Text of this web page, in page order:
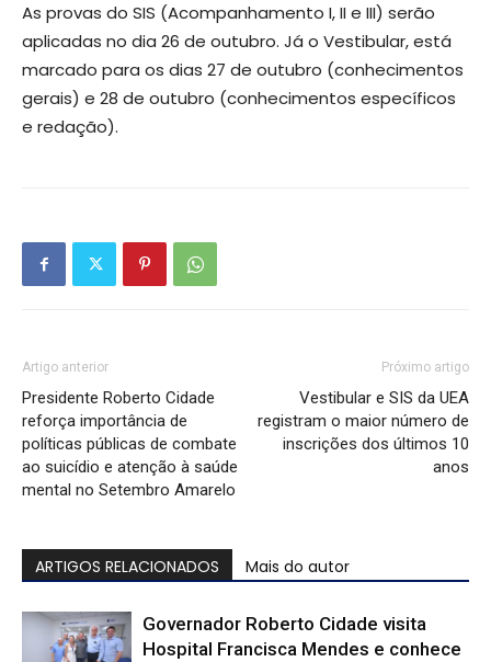
As provas do SIS (Acompanhamento I, II e III) serão
aplicadas no dia 26 de outubro. Já o Vestibular, está
marcado para os dias 27 de outubro (conhecimentos
gerais) e 28 de outubro (conhecimentos específicos
e redação).
Artigo anterior
Presidente Roberto Cidade
reforça importância de
políticas públicas de combate
ao suicídio e atenção à saúde
mental no Setembro Amarelo
Próximo artigo
Vestibular e SIS da UEA
registram o maior número de
inscrições dos últimos 10
anos
ARTIGOS RELACIONADOS Mais do autor
Governador Roberto Cidade visita
Hospital Francisca Mendes e conhece